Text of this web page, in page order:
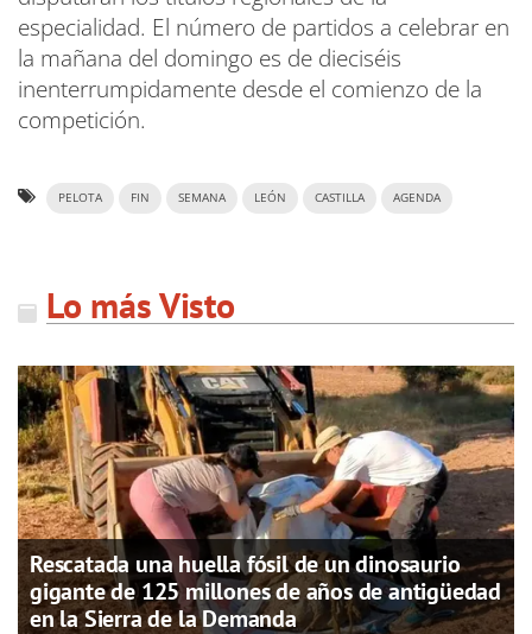
especialidad. El número de partidos a celebrar en
la mañana del domingo es de dieciséis
inenterrumpidamente desde el comienzo de la
competición.
PELOTA FIN SEMANA LEÓN CASTILLA AGENDA
Lo más Visto
Rescatada una huella fósil de un dinosaurio
gigante de 125 millones de años de antigüedad
en la Sierra de la Demanda